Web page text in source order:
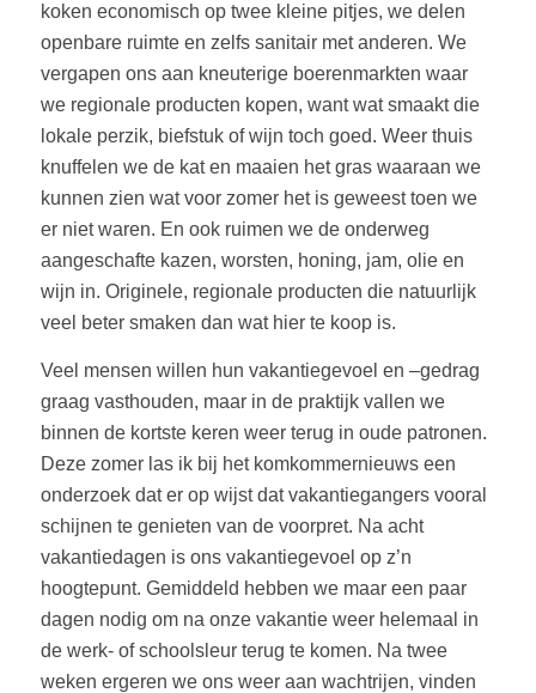
koken economisch op twee kleine pitjes, we delen
openbare ruimte en zelfs sanitair met anderen. We
vergapen ons aan kneuterige boerenmarkten waar
we regionale producten kopen, want wat smaakt die
lokale perzik, biefstuk of wijn toch goed. Weer thuis
knuffelen we de kat en maaien het gras waaraan we
kunnen zien wat voor zomer het is geweest toen we
er niet waren. En ook ruimen we de onderweg
aangeschafte kazen, worsten, honing, jam, olie en
wijn in. Originele, regionale producten die natuurlijk
veel beter smaken dan wat hier te koop is.
Veel mensen willen hun vakantiegevoel en –gedrag
graag vasthouden, maar in de praktijk vallen we
binnen de kortste keren weer terug in oude patronen.
Deze zomer las ik bij het komkommernieuws een
onderzoek dat er op wijst dat vakantiegangers vooral
schijnen te genieten van de voorpret. Na acht
vakantiedagen is ons vakantiegevoel op z’n
hoogtepunt. Gemiddeld hebben we maar een paar
dagen nodig om na onze vakantie weer helemaal in
de werk- of schoolsleur terug te komen. Na twee
weken ergeren we ons weer aan wachtrijen, vinden